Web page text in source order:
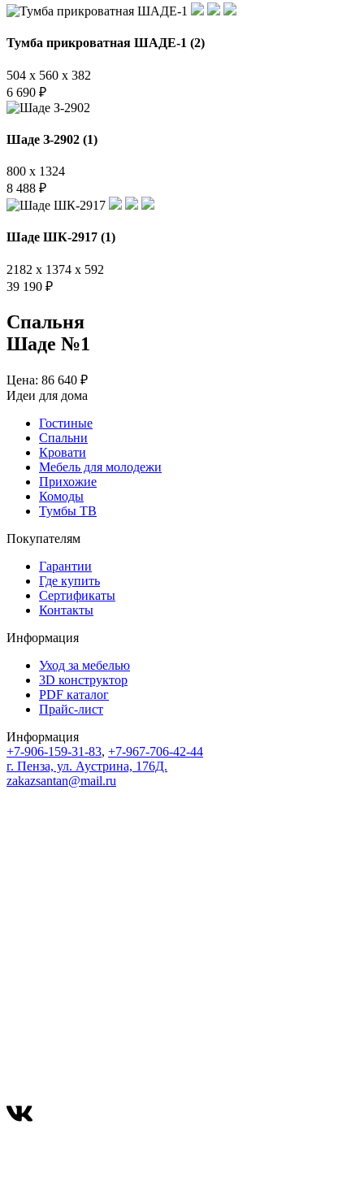
Тумба прикроватная ШАДЕ-1 (2)
504 x 560 x 382
6 690 ₽
Шаде З-2902 (1)
800 x 1324
8 488 ₽
Шаде ШК-2917 (1)
2182 x 1374 x 592
39 190 ₽
Спальня
Шаде №1
Цена: 86 640 ₽
Идеи для дома
Гостиные
Спальни
Кровати
Мебель для молодежи
Прихожие
Комоды
Тумбы ТВ
Покупателям
Гарантии
Где купить
Сертификаты
Контакты
Информация
Уход за мебелью
3D конструктор
PDF каталог
Прайс-лист
Информация
+7-906-159-31-83, +7-967-706-42-44
г. Пенза, ул. Аустрина, 176Д.
zakazsantan@mail.ru